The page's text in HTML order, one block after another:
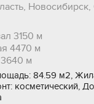
Новосибирск,
3150 м
4470 м
3640 м
84.59 м2,
косметический,